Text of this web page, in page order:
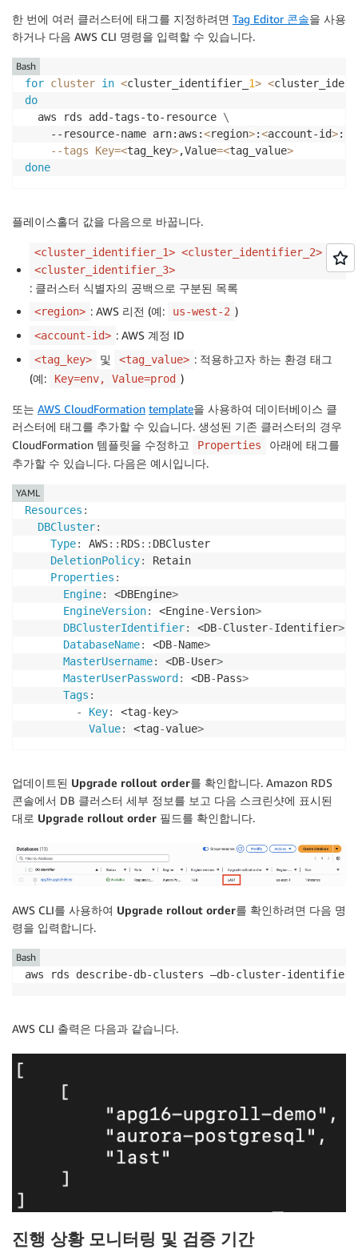
한 번에 여러 클러스터에 태그를 지정하려면 Tag Editor 콘솔을 사용
하거나 다음 AWS CLI 명령을 입력할 수 있습니다.
for cluster in <cluster_identifier_ 1> <
do
  aws rds add-tags-to-resource
\
    --resource-name arn:aws:
<region>:<account-id>
--tags
Key=<tag_key>,Value=<tag_value>
done
Bash
플레이스홀더 값을 다음으로 바꿉니다.
<cluster_identifier_1> <cluster_identifier_2>
<cluster_identifier_3>
: 클러스터 식별자의 공백으로 구분된 목록
<region> : AWS 리전 (예: us-west-2 )
<account-id> : AWS 계정 ID
<tag_key> 및 <tag_value> : 적용하고자 하는 환경 태그
(예:
Key=env, Value=prod )
또는 AWS CloudFormation template을 사용하여 데이터베이스 클
러스터에 태그를 추가할 수 있습니다. 생성된 기존 클러스터의 경우
CloudFormation 템플릿을 수정하고
Properties
아래에 태그를
추가할 수 있습니다. 다음은 예시입니다.
Resources :
DBCluster:
Type: AWS: : RDS: : DBCluster
DeletionPolicy:
Retain
Properties :
Engine: <DBEngine>
EngineVersion: <Engine-Version>
DBClusterIdentifier: <DB-Cluster-Identifier>
DatabaseName: <DB-Name>
MasterUsername: <DB-User>
MasterUserPassword : <DB-Pass>
Tags :
-
Key: <tag- key>
Value: <tag-value>
YAML
업데이트된 Upgrade rollout order를 확인합니다. Amazon RDS
콘솔에서 DB 클러스터 세부 정보를 보고 다음 스크린샷에 표시된
대로 Upgrade rollout order 필드를 확인합니다.
AWS CLI를 사용하여 Upgrade rollout order를 확인하려면 다음 명
령을 입력합니다.
aws rds describe-db-clusters —db-cluster-identifier
Bash
AWS CLI 출력은 다음과 같습니다.
진행 상황 모니터링 및 검증 기간